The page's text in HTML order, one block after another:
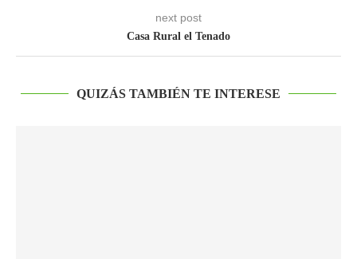
next post
Casa Rural el Tenado
QUIZÁS TAMBIÉN TE INTERESE